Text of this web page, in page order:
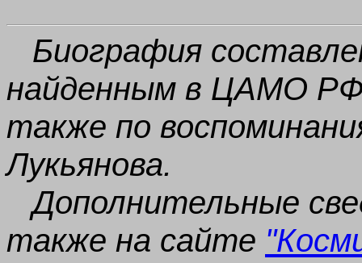
Биография
найденным в ЦАМО РФ
также по
Лукьянова.
Дополнительные
также на сайте